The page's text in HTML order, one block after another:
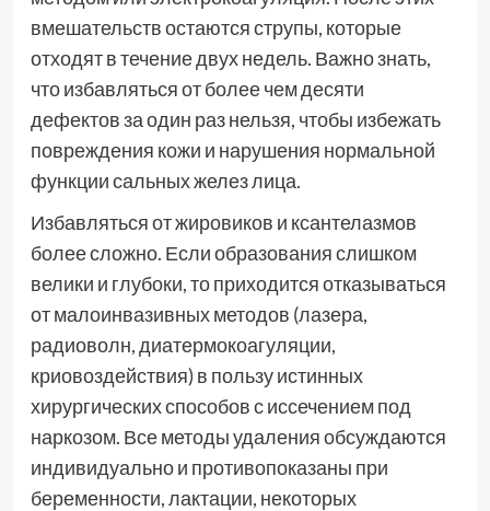
вмешательств остаются струпы, которые
отходят в течение двух недель. Важно знать,
что избавляться от более чем десяти
дефектов за один раз нельзя, чтобы избежать
повреждения кожи и нарушения нормальной
функции сальных желез лица.
Избавляться от жировиков и ксантелазмов
более сложно. Если образования слишком
велики и глубоки, то приходится отказываться
от малоинвазивных методов (лазера,
радиоволн, диатермокоагуляции,
криовоздействия) в пользу истинных
хирургических способов с иссечением под
наркозом. Все методы удаления обсуждаются
индивидуально и противопоказаны при
беременности, лактации, некоторых